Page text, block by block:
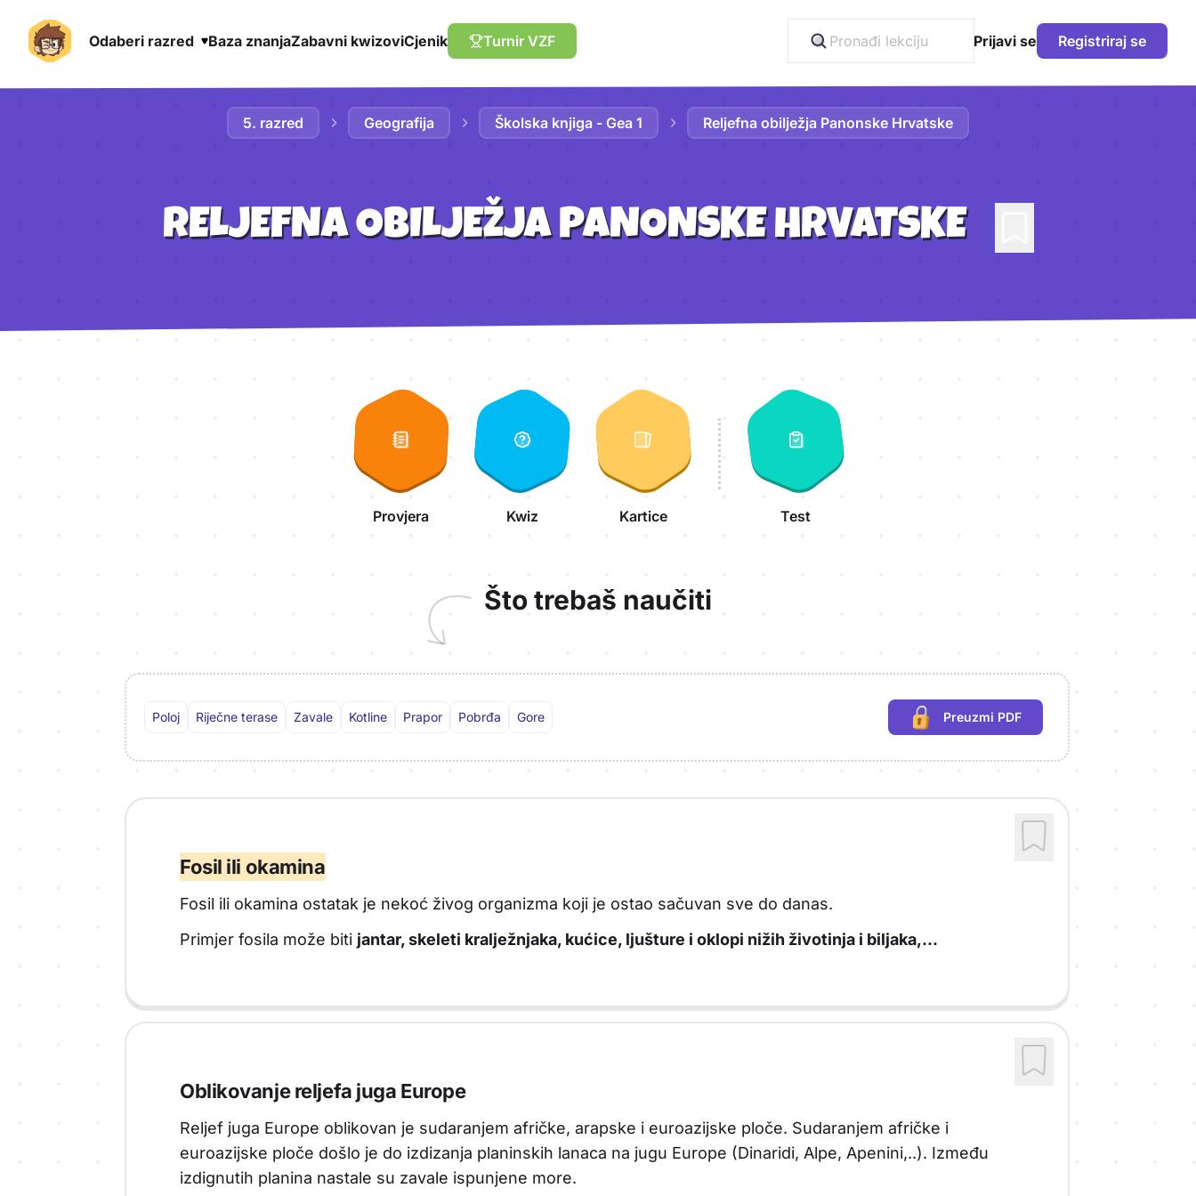
Odaberi razred Baza znanjaZabavni kwizoviCjenik Turnir VZF Prijavi se Registriraj se
5. razred
Geografija Školska knjiga - Gea 1 Reljefna obilježja Panonske Hrvatske
RELJEFNA OBILJEŽJA PANONSKE HRVATSKE
Provjera Kwiz Kartice Test
Što trebaš naučiti
Poloj Riječne terase Zavale Kotline Prapor Pobrđa Gore Preuzmi PDF
(potrebna prijava)
Fosil ili okamina
Fosil ili okamina ostatak je nekoć živog organizma koji je ostao sačuvan sve do danas.
Primjer fosila može biti jantar, skeleti kralježnjaka, kućice, ljušture i oklopi nižih životinja i biljaka,...
Oblikovanje reljefa juga Europe
Reljef juga Europe oblikovan je sudaranjem afričke, arapske i euroazijske ploče. Sudaranjem afričke i
euroazijske ploče došlo je do izdizanja planinskih lanaca na jugu Europe (Dinaridi, Alpe, Apenini,..). Između
izdignutih planina nastale su zavale ispunjene more.